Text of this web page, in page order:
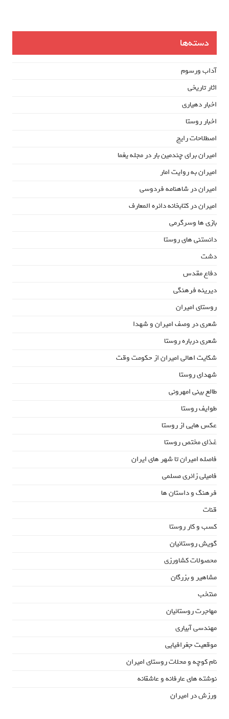
دسته‌ها
آداب ورسوم
اثار تاریخی
اخبار دهیاری
اخبار روستا
اصطلاحات رایج
امیران برای چندمین بار در مجله یغما
امیران به روایت امار
امیران در شاهنامه فردوسی
امیران در کتابخانه دائره المعارف
بازی ها وسرگرمی
دانستنی های روستا
دشت
دفاع مقدس
دیرینه فرهنگی
روستای امیران
شعری در وصف امیران و شهدا
شعری درباره روستا
شکایت اهالی امیران از حکومت وقت
شهدای روستا
طالع بینی امهرونی
طوایف روستا
عکس هایی از روستا
غذای مختص روستا
فاصله امیران تا شهر های ایران
فامیلی زائری مسلمی
فرهنگ و داستان ها
قنات
کسب و کار روستا
گویش روستائیان
محصولات کشاورزی
مشاهیر و بزرگان
منتخب
مهاجرت روستائیان
مهندسی آبیاری
موقعیت جغرافیایی
نام کوچه و محلات روستای امیران
نوشته های عارفانه و عاشقانه
ورزش در امیران